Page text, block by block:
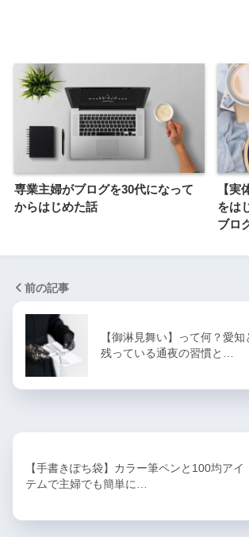
専業主婦がブログを30代になって
からはじめた話
【
をは
ブロ
前の記事
【御淋見舞い】って何？愛
残っている通夜の習慣と…
【手書きぽち袋】カラー筆ペンと100均アイ
テムで主婦でも簡単に…